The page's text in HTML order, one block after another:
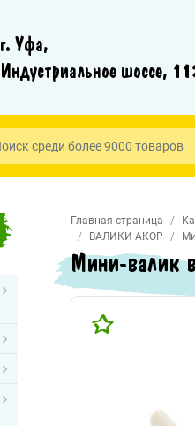
г. Уфа,
Индустриальное шоссе,
Главная страница
ВАЛИКИ АКОР
Мини-валик